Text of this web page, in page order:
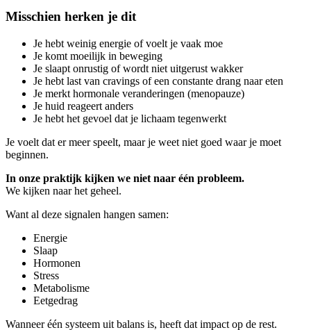
Misschien herken je dit
Je hebt weinig energie of voelt je vaak moe
Je komt moeilijk in beweging
Je slaapt onrustig of wordt niet uitgerust wakker
Je hebt last van cravings of een constante drang naar eten
Je merkt hormonale veranderingen (menopauze)
Je huid reageert anders
Je hebt het gevoel dat je lichaam tegenwerkt
Je voelt dat er meer speelt, maar je weet niet goed waar je moet
beginnen.
In onze praktijk kijken we niet naar één probleem.
We kijken naar het geheel.
Want al deze signalen hangen samen:
Energie
Slaap
Hormonen
Stress
Metabolisme
Eetgedrag
Wanneer één systeem uit balans is, heeft dat impact op de rest.